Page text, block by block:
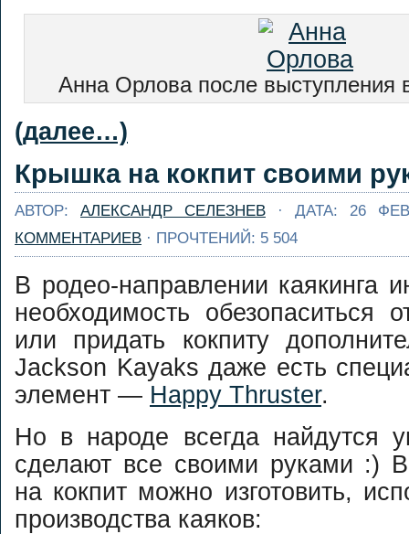
Анна Орлова после выступления
(далее…)
Крышка на кокпит своими
АВТОР: АЛЕКСАНДР СЕЛЕЗНЕВ · ДАТА: 26
КОММЕНТАРИЕВ · ПРОЧТЕНИЙ: 5 504
В родео-направлении каякинга
необходимость обезопаситься
или придать кокпиту
Jackson Kayaks даже есть
элемент — Happy Thruster.
Но в народе всегда найдутся
сделают все своими руками :)
на кокпит можно изготовить,
производства каяков: